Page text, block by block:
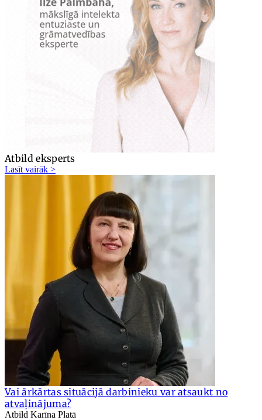
Atbild eksperts
Lasīt vairāk >
Vai ārkārtas situācijā darbinieku var atsaukt no
atvaļinājuma?
Atbild Karīna Platā